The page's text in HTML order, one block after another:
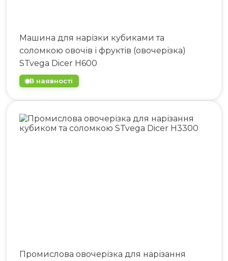
Машина для нарізки кубиками та
соломкою овочів і фруктів (овочерізка)
STvega Dicer H600
В наявності
Промислова овочерізка для нарізання